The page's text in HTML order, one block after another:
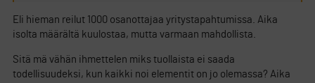
Eli hieman reilut 1000 osanottajaa yritystapahtumissa. Aika
isolta määrältä kuulostaa, mutta varmaan mahdollista.
Sitä mä vähän ihmettelen miks tuollaista ei saada
todellisuudeksi, kun kaikki noi elementit on jo olemassa? Aika